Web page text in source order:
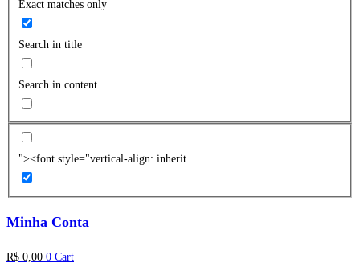
Exact matches only
Search in title
Search in content
"><font style="vertical-align: inherit
Minha Conta
R$ 0,00 0 Cart